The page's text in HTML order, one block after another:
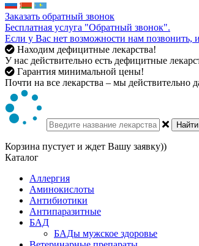
Заказать обратный звонок
Бесплатная услуга "Обратный звонок".
Если у Вас нет возможности нам
Находим дефицитные лекарства!
У нас действительно есть дефицитные
Гарантия минимальной цены!
Почти на все лекарства – мы действительно
Найти
Корзина пустует и ждет Вашу заявку))
Каталог
Аллергия
Аминокислоты
Антибиотики
Антипаразитные
БАД
БАДы мужское здоровье